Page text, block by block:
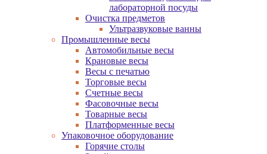
лабораторной посуды
Очистка предметов
Ультразвуковые ванны
Промышленные весы
Автомобильные весы
Крановые весы
Весы с печатью
Торговые весы
Счетные весы
Фасовочные весы
Товарные весы
Платформенные весы
Упаковочное оборудование
Горячие столы